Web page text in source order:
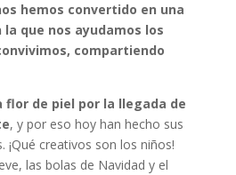
hemos convertido en una
que nos ayudamos los
compartiendo
flor de piel por la llegada de
, y por eso hoy han hecho sus
¡Qué creativos son los niños!
las bolas de Navidad y el